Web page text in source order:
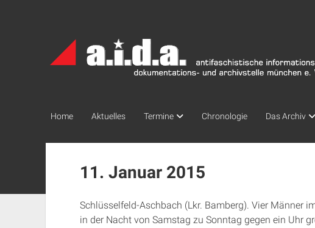
Archiv
München
Home Aktuelles Termine Chronologie Das Archiv
11. Januar 2015
Schlüsselfeld-Aschbach (Lkr. Bamberg). Vier Männer
in der Nacht von Samstag zu Sonntag gegen ein Uhr